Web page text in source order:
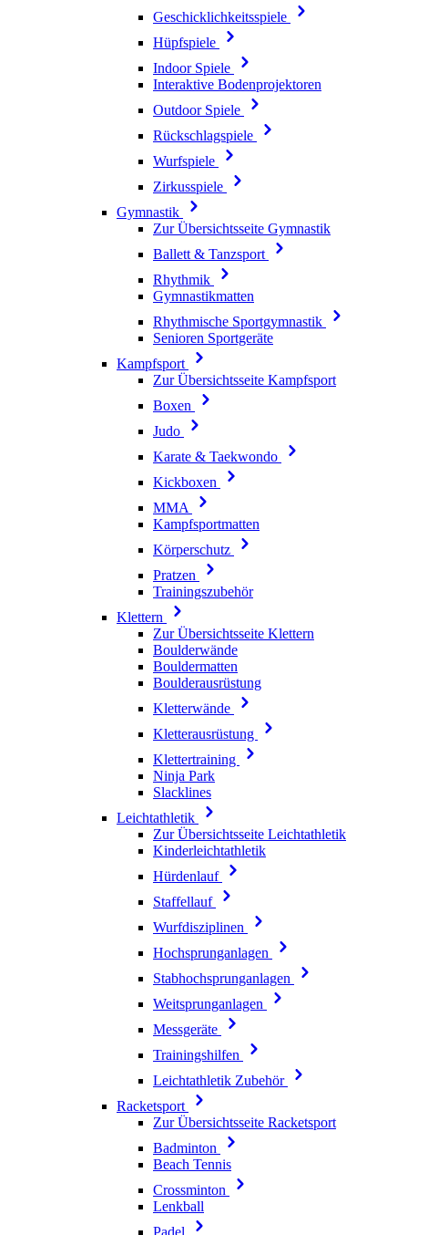
Geschicklichkeitsspiele
Hüpfspiele
Indoor Spiele
Interaktive Bodenprojektoren
Outdoor Spiele
Rückschlagspiele
Wurfspiele
Zirkusspiele
Gymnastik
Zur Übersichtsseite Gymnastik
Ballett & Tanzsport
Rhythmik
Gymnastikmatten
Rhythmische Sportgymnastik
Senioren Sportgeräte
Kampfsport
Zur Übersichtsseite Kampfsport
Boxen
Judo
Karate & Taekwondo
Kickboxen
MMA
Kampfsportmatten
Körperschutz
Pratzen
Trainingszubehör
Klettern
Zur Übersichtsseite Klettern
Boulderwände
Bouldermatten
Boulderausrüstung
Kletterwände
Kletterausrüstung
Klettertraining
Ninja Park
Slacklines
Leichtathletik
Zur Übersichtsseite Leichtathletik
Kinderleichtathletik
Hürdenlauf
Staffellauf
Wurfdisziplinen
Hochsprunganlagen
Stabhochsprunganlagen
Weitsprunganlagen
Messgeräte
Trainingshilfen
Leichtathletik Zubehör
Racketsport
Zur Übersichtsseite Racketsport
Badminton
Beach Tennis
Crossminton
Lenkball
Padel